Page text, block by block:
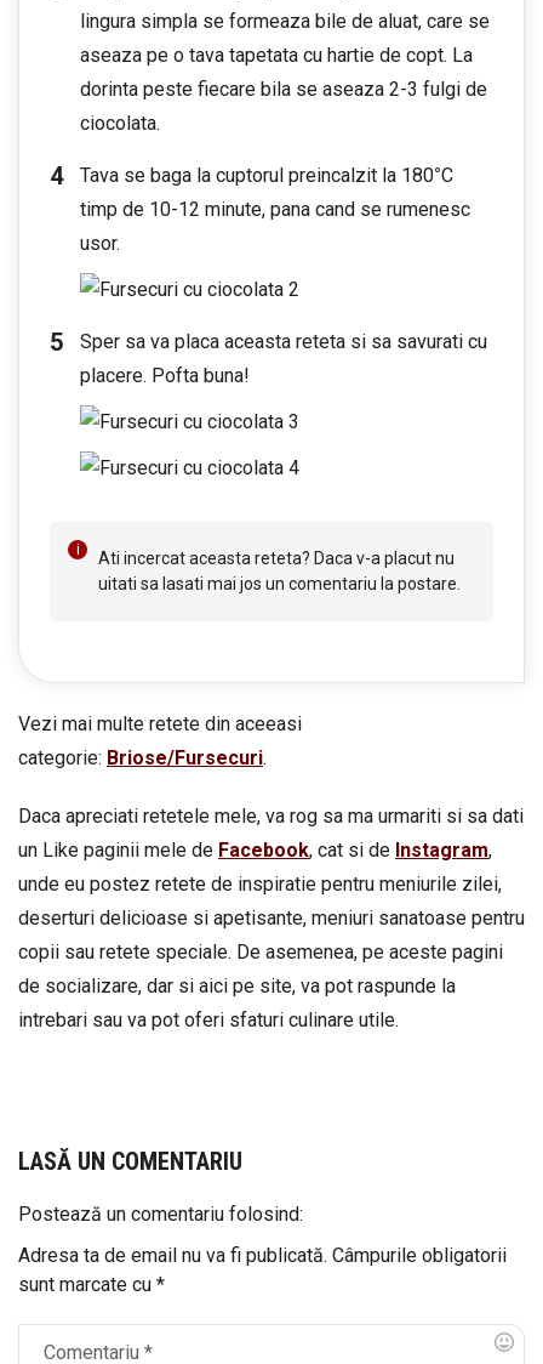
lingura simpla se formeaza bile de aluat, care se
aseaza pe o tava tapetata cu hartie de copt. La
dorinta peste fiecare bila se aseaza 2-3 fulgi de
ciocolata.
Tava se baga la cuptorul preincalzit la 180°C
timp de 10-12 minute, pana cand se rumenesc
usor.
Sper sa va placa aceasta reteta si sa savurati cu
placere. Pofta buna!
Ati incercat aceasta reteta? Daca v-a placut nu
uitati sa lasati mai jos un comentariu la postare.
Vezi mai multe retete din aceeasi
categorie: Briose/Fursecuri.
Daca apreciati retetele mele, va rog sa ma urmariti si sa dati
un Like paginii mele de Facebook, cat si de Instagram,
unde eu postez retete de inspiratie pentru meniurile zilei,
deserturi delicioase si apetisante, meniuri sanatoase pentru
copii sau retete speciale. De asemenea, pe aceste pagini
de socializare, dar si aici pe site, va pot raspunde la
intrebari sau va pot oferi sfaturi culinare utile.
LASĂ UN COMENTARIU
Postează un comentariu folosind:
Adresa ta de email nu va fi publicată. Câmpurile obligatorii
sunt marcate cu *